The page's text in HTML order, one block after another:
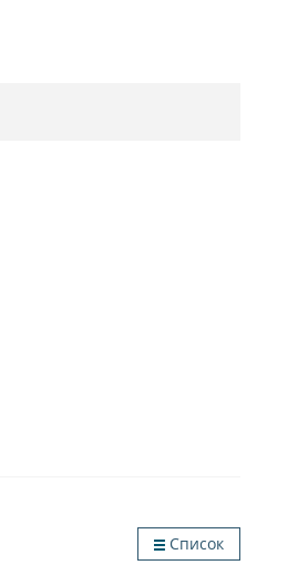
Список